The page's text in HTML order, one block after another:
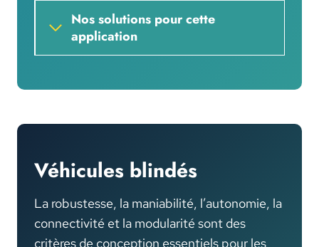
Nos solutions pour cette
application
Véhicules blindés
La robustesse, la maniabilité, l’autonomie, la
connectivité et la modularité sont des
critères de conception essentiels pour les